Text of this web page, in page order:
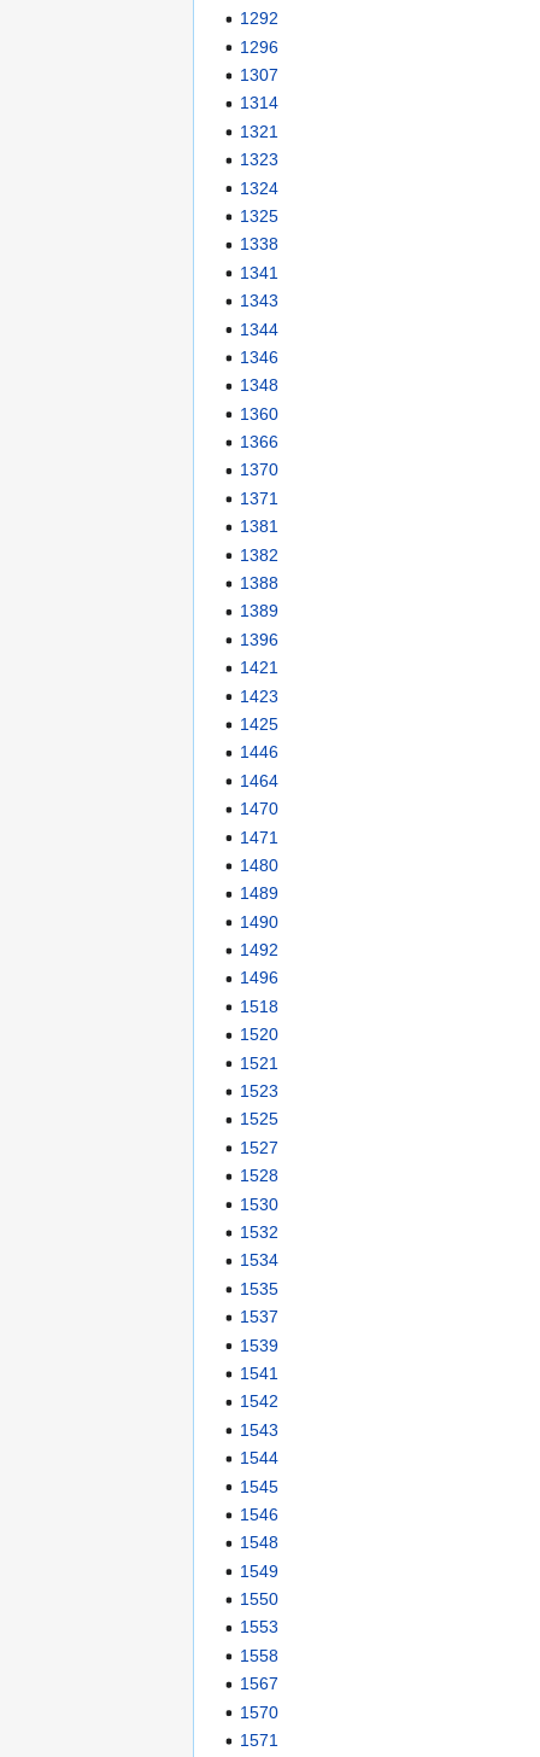
1292
1296
1307
1314
1321
1323
1324
1325
1338
1341
1343
1344
1346
1348
1360
1366
1370
1371
1381
1382
1388
1389
1396
1421
1423
1425
1446
1464
1470
1471
1480
1489
1490
1492
1496
1518
1520
1521
1523
1525
1527
1528
1530
1532
1534
1535
1537
1539
1541
1542
1543
1544
1545
1546
1548
1549
1550
1553
1558
1567
1570
1571